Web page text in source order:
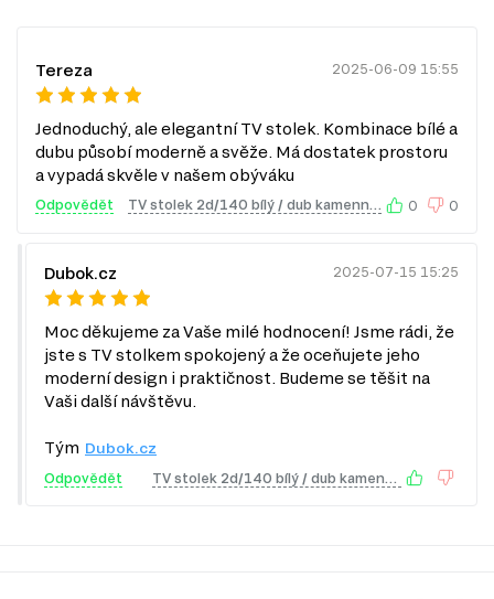
Informace o sérii nábytku
Série Neptun se skládá z 18 různých produktů, které
pokrývají široké spektrum potřeb pro kancelářské a
domácí prostředí. Můžete si vybrat z následujících
kategorií:
Šatní skříň
Úložný prostor
Nástěnné police a skříňky
Kancelářské stoly
Navštivte naši prodejnu v Praze a objevte širokou nabídku
série Neptun na Dubok.cz, kde vám rádi pomůžeme s
výběrem ideálního nábytku pro vaši kancelář.
Tereza 2025-06-09 15:55
Jednoduchý, ale elegantní TV stolek. Kombinace bílé a
dubu působí moderně a svěže. Má dostatek prostoru
a vypadá skvěle v našem obýváku
Odpovědět TV stolek 2d/140 bílý / dub kamenný Neptun 0 0
Dubok.cz 2025-07-15 15:25
Moc děkujeme za Vaše milé hodnocení! Jsme rádi, že
jste s TV stolkem spokojený a že oceňujete jeho
moderní design i praktičnost. Budeme se těšit na
Vaši další návštěvu.
Tým Dubok.cz
Odpovědět